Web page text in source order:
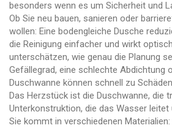
besonders wenn es um Sicherheit und
Ob Sie neu bauen, sanieren oder
wollen: Eine bodengleiche Dusche
die Reinigung einfacher und wirkt
unterschätzen, wie genau die Planung
Gefällegrad, eine schlechte Abdichtung
Duschwanne können schnell zu
Das Herzstück ist die Duschwanne, die
Unterkonstruktion, die das Wasser
Sie kommt in verschiedenen